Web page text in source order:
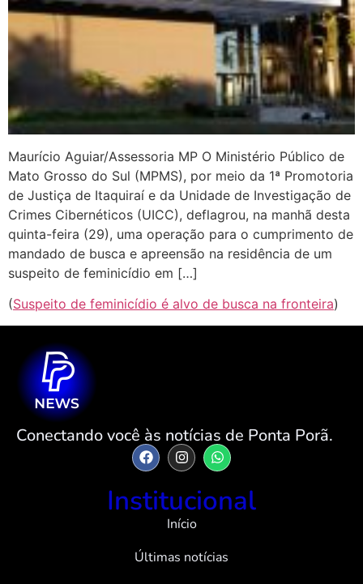
Maurício Aguiar/Assessoria MP O Ministério Público de
Mato Grosso do Sul (MPMS), por meio da 1ª Promotoria
de Justiça de Itaquiraí e da Unidade de Investigação de
Crimes Cibernéticos (UICC), deflagrou, na manhã desta
quinta-feira (29), uma operação para o cumprimento de
mandado de busca e apreensão na residência de um
suspeito de feminicídio em […]
(Suspeito de feminicídio é alvo de busca na fronteira)
Conectando você às notícias de Ponta Porã.
Institucional
Início
Últimas notícias